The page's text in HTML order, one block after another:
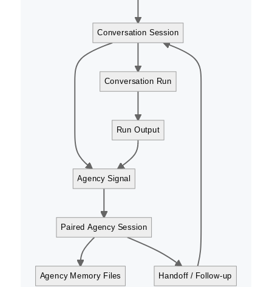
Conversation Session
Conversation Run
Run Output
Agency Signal
Paired Agency Session
Agency Memory Files Handoff / Follow-up